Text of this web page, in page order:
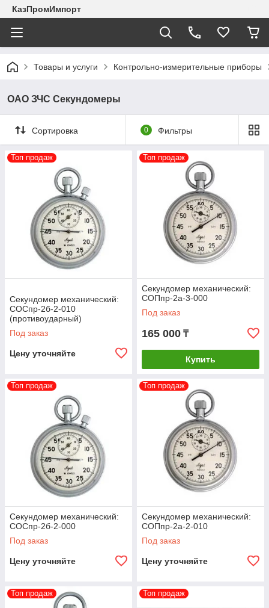
КазПромИмпорт
Товары и услуги Контрольно-измерительные приборы
ОАО ЗЧС Секундомеры
Сортировка 0 Фильтры
Топ продаж
Секундомер механический:
СОСпр-2б-2-010
(противоударный)
Под заказ
Цену уточняйте
Топ продаж
Секундомер механический:
СОПпр-2а-3-000
Под заказ
165 000 ₸
Купить
Топ продаж
Секундомер механический:
СОСпр-2б-2-000
Под заказ
Цену уточняйте
Топ продаж
Секундомер механический:
СОПпр-2а-2-010
Под заказ
Цену уточняйте
Топ продаж Топ продаж